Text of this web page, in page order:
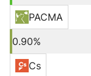
PACMA
0.90%
Cs